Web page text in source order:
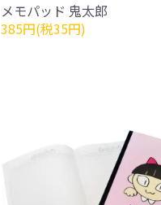
メモパッド 鬼太郎
385円(税35円)